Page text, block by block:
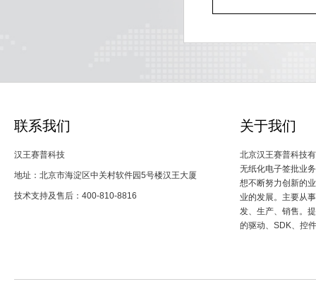
联系我们
汉王赛普科技
地址：北京市海淀区中关村软件园5号楼汉王大厦
技术支持及售后：400-810-8816
关于我们
北京汉王赛普科技
无纸化电子签批业
想不断努力创新的
业的发展。主要从
发、生产、销售。
的驱动、SDK、控